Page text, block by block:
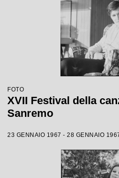
FOTO
XVII Festival della
Sanremo
23 GENNAIO 1967 - 28 GENNAIO